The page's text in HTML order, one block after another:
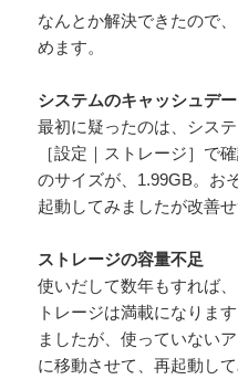
なんとか解決できたので
めます。
システムのキャッシュデー
最初に疑ったのは、シス
［設定｜ストレージ］で
のサイズが、1.99GB。お
起動してみましたが改善せ
ストレージの容量不足
使いだして数年もすれば
トレージは満載になりま
ましたが、使っていない
に移動させて、再起動し